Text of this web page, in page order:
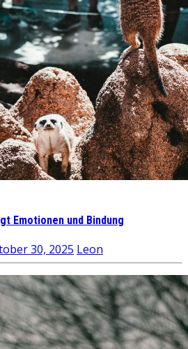
Emotionen und Bindung
30, 2025 Leon